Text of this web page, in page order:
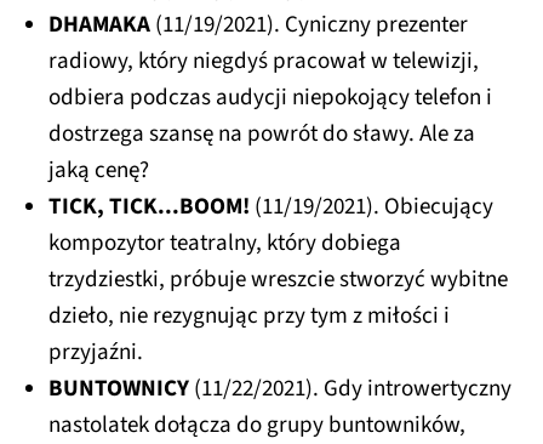
DHAMAKA(11/19/2021). Cyniczny prezenter
radiowy, który niegdyś pracował w telewizji,
odbiera podczas audycji niepokojący telefon i
dostrzega szansę na powrót do sławy. Ale za
jaką cenę?
TICK, TICK...BOOM! (11/19/2021). Obiecujący
kompozytor teatralny, który dobiega
trzydziestki, próbuje wreszcie stworzyć wybitne
dzieło, nie rezygnując przy tym z miłości i
przyjaźni.
BUNTOWNICY(11/22/2021). Gdy introwertyczny
nastolatek dołącza do grupy buntowników,